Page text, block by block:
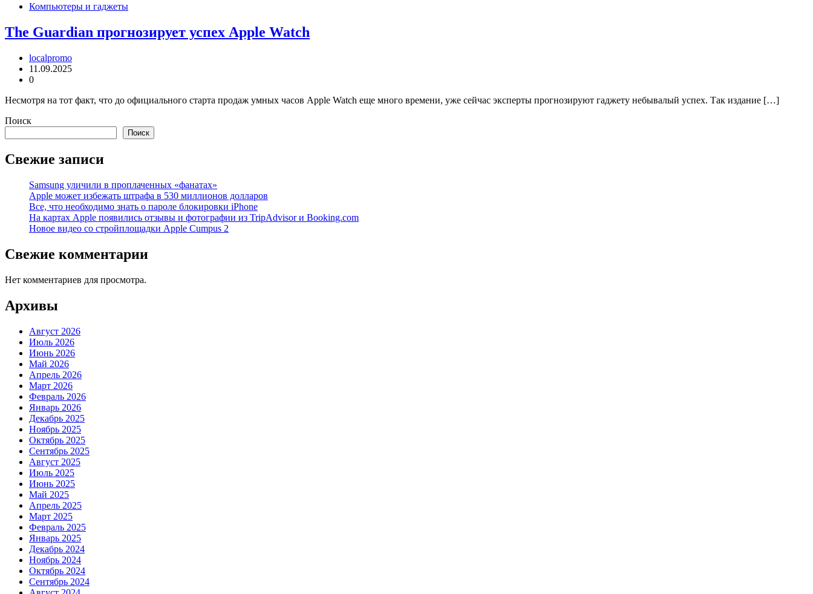
Компьютеры и гаджеты
The Guardian прогнозирует успех Apple Watch
localpromo
11.09.2025
0
Несмотря на тот факт, что до официального старта продаж умных часов Apple Watch еще много времени, уже сейчас эксперты прогнозируют гаджету небывалый успех. Так издание […]
Поиск
Поиск
Свежие записи
Samsung уличили в проплаченных «фанатах»
Apple может избежать штрафа в 530 миллионов долларов
Все, что необходимо знать о пароле блокировки iPhone
На картах Apple появились отзывы и фотографии из TripAdvisor и Booking.com
Новое видео со стройплощадки Apple Cumpus 2
Свежие комментарии
Нет комментариев для просмотра.
Архивы
Август 2026
Июль 2026
Июнь 2026
Май 2026
Апрель 2026
Март 2026
Февраль 2026
Январь 2026
Декабрь 2025
Ноябрь 2025
Октябрь 2025
Сентябрь 2025
Август 2025
Июль 2025
Июнь 2025
Май 2025
Апрель 2025
Март 2025
Февраль 2025
Январь 2025
Декабрь 2024
Ноябрь 2024
Октябрь 2024
Сентябрь 2024